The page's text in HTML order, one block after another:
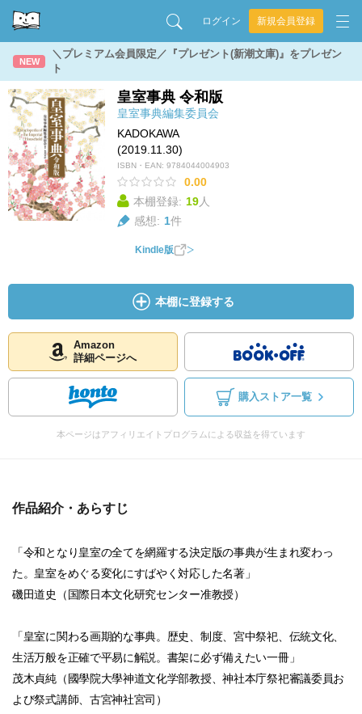
ログイン 新規会員登録
NEW
＼プレミアム会員限定／『プレゼント(新潮文庫)』をプレゼン
ト
皇室事典 令和版
皇室事典編集委員会
KADOKAWA
(2019.11.30)
ISBN・EAN: 9784044004903
0.00
本棚登録: 19人
感想: 1件
Kindle版
本棚に登録する
Amazon
詳細ページへ
購入ストア一覧
本ページはアフィリエイトプログラムによる収益を得ています
作品紹介・あらすじ
「令和となり皇室の全てを網羅する決定版の事典が生まれ変わっ
た。皇室をめぐる変化にすばやく対応した名著」
磯田道史（国際日本文化研究センター准教授）
「皇室に関わる画期的な事典。歴史、制度、宮中祭祀、伝統文化、
生活万般を正確で平易に解説。書架に必ず備えたい一冊」
茂木貞純（國學院大學神道文化学部教授、神社本庁祭祀審議委員お
よび祭式講師、古宮神社宮司）